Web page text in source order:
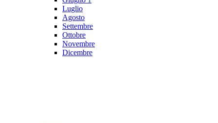
Luglio
Agosto
Settembre
Ottobre
Novembre
Dicembre